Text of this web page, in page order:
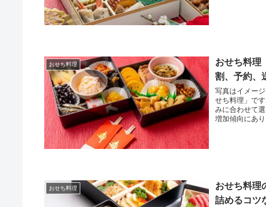
おせち料理
おせち料理
割、予約、
写真はイメー
せち料理」で
みに合わせて
おせち料理
おせち料理
詰めるコツ